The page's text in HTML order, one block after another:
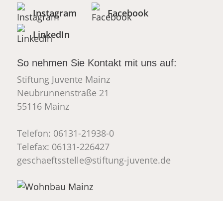
Instagram
Facebook
LinkedIn
So nehmen Sie Kontakt mit uns auf:
Stiftung Juvente Mainz
Neubrunnenstraße 21
55116 Mainz
Telefon: 06131-21938-0
Telefax: 06131-226427
geschaeftsstelle
_at_
stiftung-juvente.de